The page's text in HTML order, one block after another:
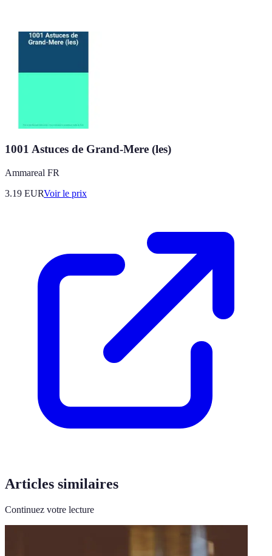
1001 Astuces de Grand-Mere (les)
Ammareal FR
3.19 EURVoir le prix
Articles similaires
Continuez votre lecture